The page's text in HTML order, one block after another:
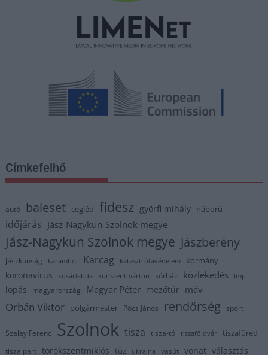
Címkefelhő
autó baleset cegléd fidesz györfi mihály háború
időjárás Jász-Nagykun-Szolnok megye
Jász-Nagykun Szolnok megye Jászberény
Jászkunság karambol Karcag katasztrófavédelem kormány
koronavírus kosárlabda kunszentmárton kórház közlekedés lmp
lopás magyarország Magyar Péter mezőtúr máv
Orbán Viktor polgármester Pócs János rendőrség sport
Szalay Ferenc Szolnok tisza tisza-tó tiszaföldvár tiszafüred
tisza part törökszentmiklós tűz ukrajna vasút vonat választás